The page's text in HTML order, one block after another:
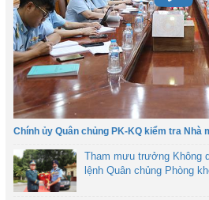
Chính ủy Quân chủng PK-KQ kiểm tra Nhà
Tham mưu trưởng Không
lệnh Quân chủng Phòng